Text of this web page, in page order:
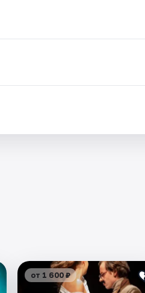
от 1 600 ₽